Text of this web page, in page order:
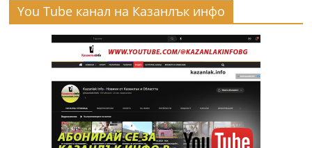
You Tube канал на Казанлък инфо